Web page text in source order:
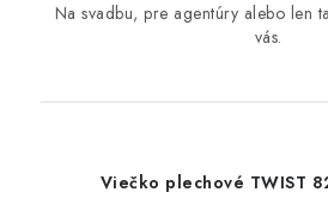
Na svadbu, pre agentúry alebo len
vás.
Viečko plechové TWIST